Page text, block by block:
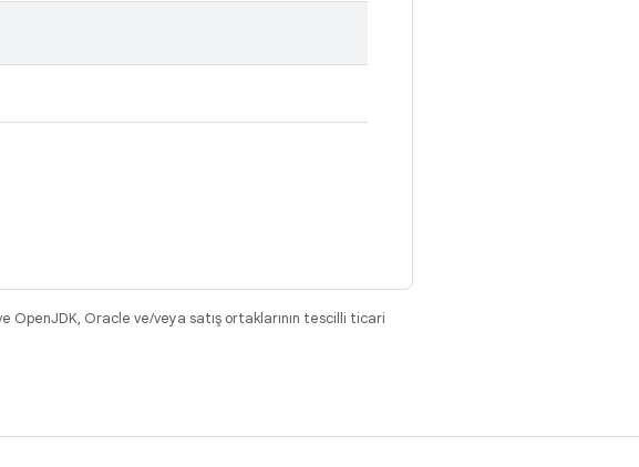
OpenJDK, Oracle ve/veya satış ortaklarının tescilli ticari